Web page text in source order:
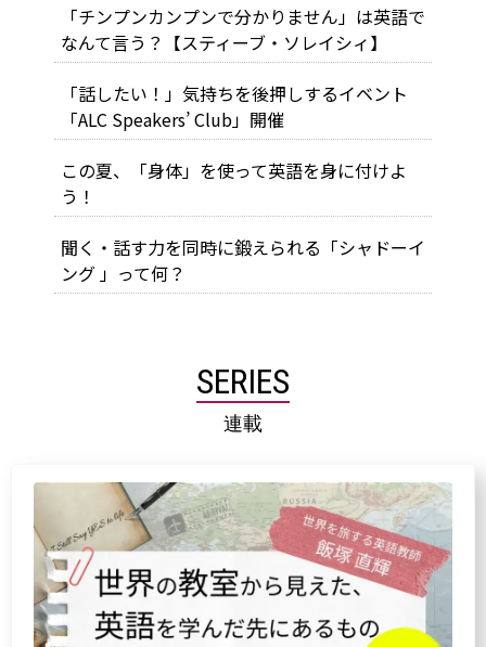
「チンプンカンプンで分かりません」は英語で
なんて言う？【スティーブ・ソレイシィ】
「話したい！」気持ちを後押しするイベント
「ALC Speakers’ Club」開催
この夏、「身体」を使って英語を身に付けよ
う！
聞く・話す力を同時に鍛えられる「シャドーイ
ング 」って何？
SERIES
連載